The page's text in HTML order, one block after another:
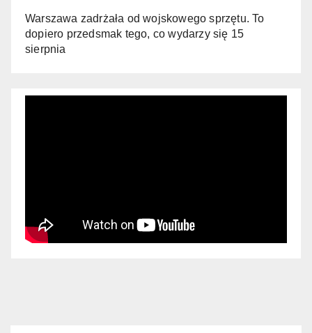
Warszawa zadrżała od wojskowego sprzętu. To
dopiero przedsmak tego, co wydarzy się 15
sierpnia